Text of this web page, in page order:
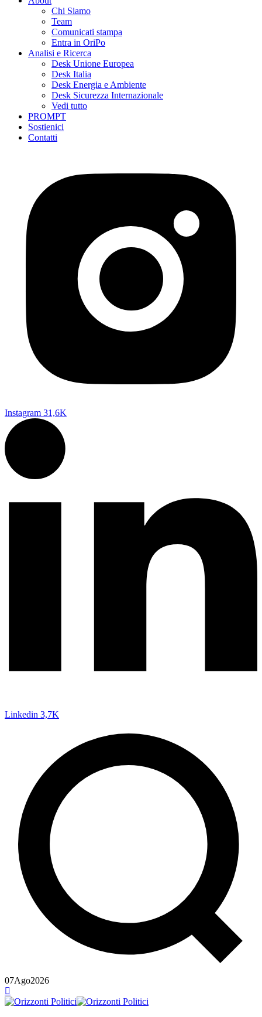
Chi Siamo
Team
Comunicati stampa
Entra in OriPo
Analisi e Ricerca
Desk Unione Europea
Desk Italia
Desk Energia e Ambiente
Desk Sicurezza Internazionale
Vedi tutto
PROMPT
Sostienici
Contatti
Instagram 31,6K
Linkedin 3,7K
07Ago2026